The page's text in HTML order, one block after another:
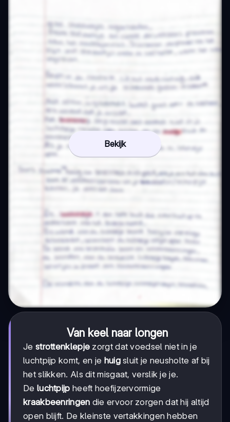
Bekijk
Van keel naar longen
Je strottenklepje zorgt dat voedsel niet in je
luchtpijp komt, en je huigsluit je neusholte af bij
het slikken. Als dit misgaat, verslik je je.
De luchtpijp heeft hoefijzervormige
kraakbeenringen die ervoor zorgen dat hij altijd
open blijft. De kleinste vertakkingen hebben